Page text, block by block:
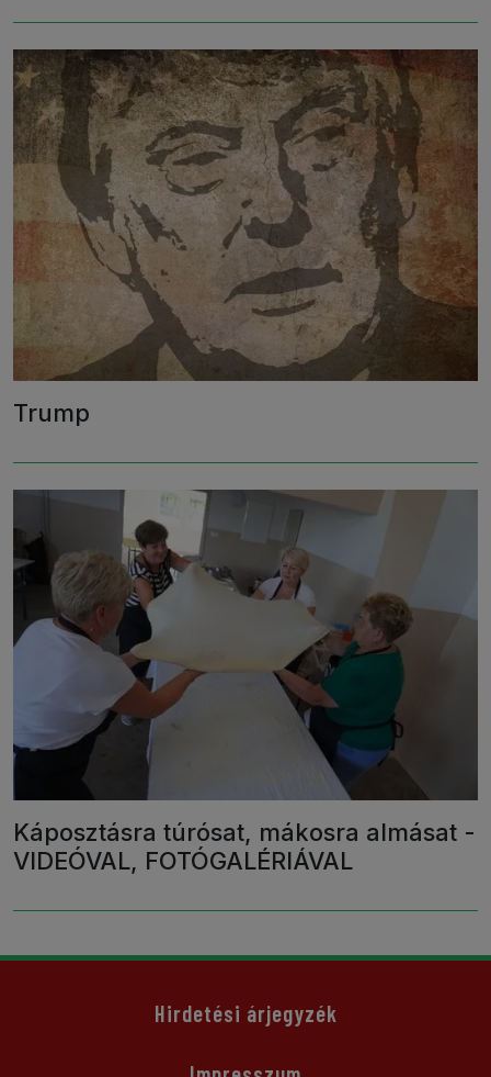
Trump
Káposztásra túrósat, mákosra almásat -
VIDEÓVAL, FOTÓGALÉRIÁVAL
Hirdetési árjegyzék